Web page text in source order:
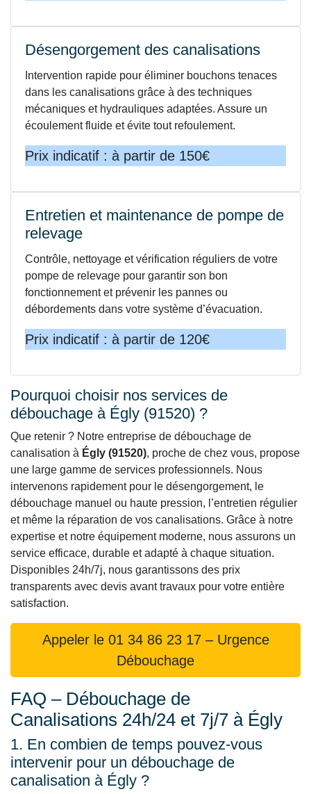
Désengorgement des canalisations
Intervention rapide pour éliminer bouchons tenaces
dans les canalisations grâce à des techniques
mécaniques et hydrauliques adaptées. Assure un
écoulement fluide et évite tout refoulement.
Prix indicatif : à partir de 150€
Entretien et maintenance de pompe de
relevage
Contrôle, nettoyage et vérification réguliers de votre
pompe de relevage pour garantir son bon
fonctionnement et prévenir les pannes ou
débordements dans votre système d’évacuation.
Prix indicatif : à partir de 120€
Pourquoi choisir nos services de
débouchage à Égly (91520) ?
Que retenir ? Notre entreprise de débouchage de
canalisation à Égly (91520), proche de chez vous, propose
une large gamme de services professionnels. Nous
intervenons rapidement pour le désengorgement, le
débouchage manuel ou haute pression, l’entretien régulier
et même la réparation de vos canalisations. Grâce à notre
expertise et notre équipement moderne, nous assurons un
service efficace, durable et adapté à chaque situation.
Disponibles 24h/7j, nous garantissons des prix
transparents avec devis avant travaux pour votre entière
satisfaction.
Appeler le 01 34 86 23 17 – Urgence
Débouchage
FAQ – Débouchage de
Canalisations 24h/24 et 7j/7 à Égly
1. En combien de temps pouvez-vous
intervenir pour un débouchage de
canalisation à Égly ?